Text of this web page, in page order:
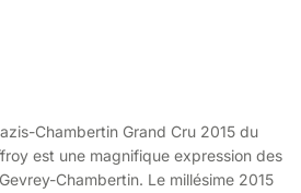
Chambertin Grand Cru 2015 du
est une magnifique expression des
Chambertin. Le millésime 2015